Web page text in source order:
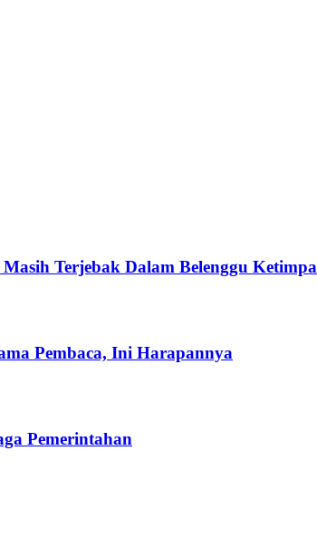
Terjebak Dalam Belenggu
Pembaca, Ini Harapannya
Pemerintahan